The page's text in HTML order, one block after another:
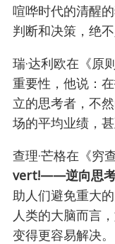
喧哗时代的清醒
判断和决策，绝不
瑞·达利欧在《原
重要性，他说：
立的思考者，不
场的平均业绩，
查理·芒格在《穷
vert!——逆向思考
助人们避免重大
人类的大脑而言
变得更容易解决。